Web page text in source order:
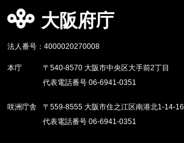
大阪府庁
法人番号：4000020270008
本庁
〒540-8570 大阪市中央区大手前2丁目
代表電話番号 06-6941-0351
咲洲庁舎
〒559-8555 大阪市住之江区南港北1-14-16
代表電話番号 06-6941-0351